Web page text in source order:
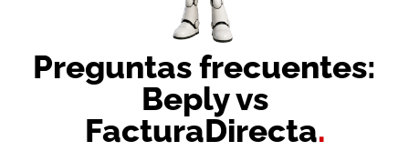
Preguntas frecuentes:
Beply vs
FacturaDirecta.